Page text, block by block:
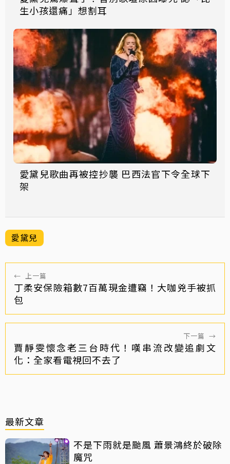
生小孩還痛」想割耳
愛黛兒歌曲再被控抄襲 巴西法官下令全球下
架
愛黛兒
← 上一篇
丁柔安保險箱數7百萬現金遭竊！大咖兇手被抓
包
下一篇 →
賈靜雯懷念老三台時代！嘆串流改變追劇文
化：全家看電視回不去了
最新文章
不是下雨就是颱風 蕭景鴻終於破除
魔咒